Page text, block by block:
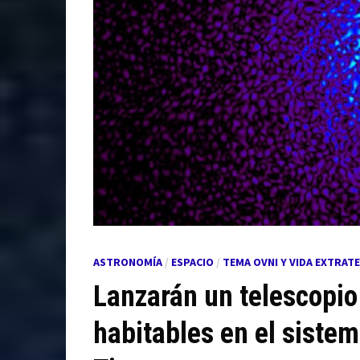
ASTRONOMÍA/ ESPACIO / TEMA OVNI Y VIDA
Lanzarán un
habitables en el